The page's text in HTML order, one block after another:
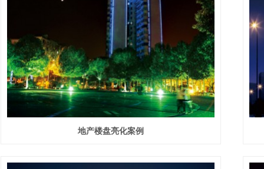
地产楼盘亮化案例